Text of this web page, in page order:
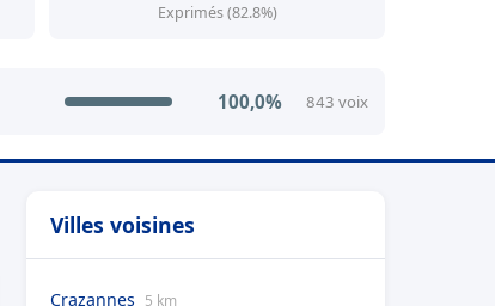
Exprimés (82.8%)
100,0% 843 voix
Villes voisines
Crazannes 5 km